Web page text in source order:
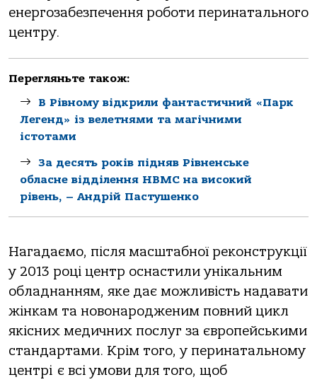
енергозабезпечення роботи перинатального
центру.
Перегляньте також:
В Рівному відкрили фантастичний «Парк
Легенд» із велетнями та магічними
істотами
За десять років підняв Рівненське
обласне відділення НВМС на високий
рівень, – Андрій Пастушенко
Нагадаємо, після масштабної реконструкції
у 2013 році центр оснастили унікальним
обладнанням, яке дає можливість надавати
жінкам та новонародженим повний цикл
якісних медичних послуг за європейськими
стандартами. Крім того, у перинатальному
центрі є всі умови для того, щоб